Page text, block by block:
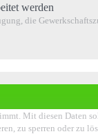
werden
die
Mit diesen Daten
zu sperren oder zu